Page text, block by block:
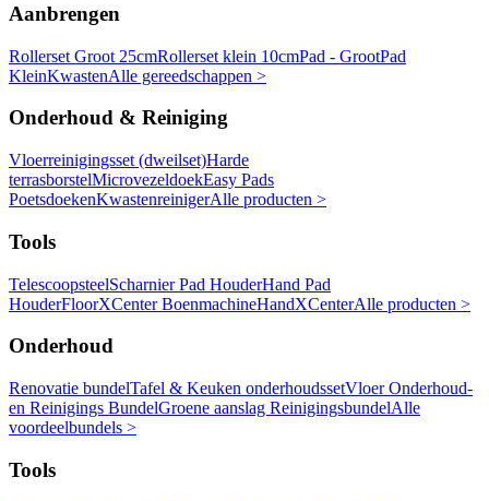
Aanbrengen
Rollerset Groot 25cmRollerset klein 10cmPad - GrootPad
KleinKwastenAlle gereedschappen >
Onderhoud & Reiniging
Vloerreinigingsset (dweilset)Harde
terrasborstelMicrovezeldoekEasy Pads
PoetsdoekenKwastenreinigerAlle producten >
Tools
TelescoopsteelScharnier Pad HouderHand Pad
HouderFloorXCenter BoenmachineHandXCenterAlle producten >
Onderhoud
Renovatie bundelTafel & Keuken onderhoudssetVloer Onderhoud-
en Reinigings BundelGroene aanslag ReinigingsbundelAlle
voordeelbundels >
Tools